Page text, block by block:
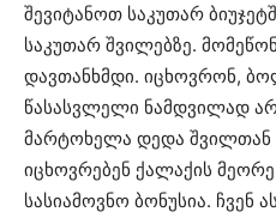
შევიტანოთ საკუთარ
საკუთარ შვილებზე.
დავთანხმდი. იცხოვრონ,
წასასვლელი ნამდვილად
მარტოხელა დედა შვილთან
იცხოვრებენ ქალაქის
სასიამოვნო ბონუსია. ჩვენ